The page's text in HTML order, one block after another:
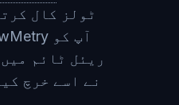
ٹولز کال
ریئل ٹائم
نے اسے خرچ